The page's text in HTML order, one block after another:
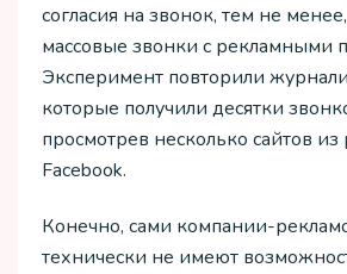
согласия на звонок, тем не
массовые звонки с рекламными
Эксперимент повторили
которые получили десятки
просмотрев несколько сайтов
Facebook.
Конечно, сами компании-
технически не имеют